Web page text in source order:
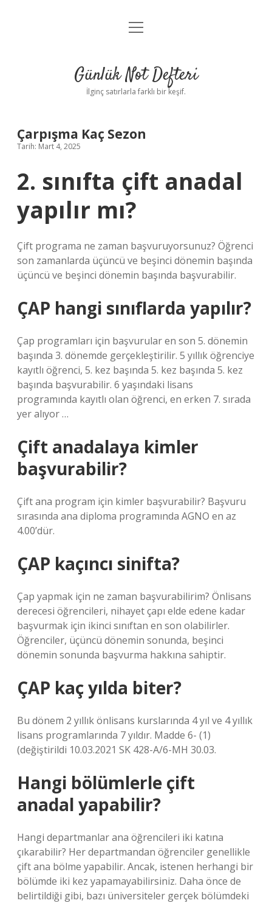
Anasayfa
Yasal Uyarı
menüyü
Günlük Not Defteri
İlginç satırlarla farklı bir keşif.
Çarpışma Kaç Sezon
Tarih: Mart 4, 2025
2. sınıfta çift anadal
yapılır mı?
Çift programa ne zaman başvuruyorsunuz? Öğrenci
son zamanlarda üçüncü ve beşinci dönemin başında
üçüncü ve beşinci dönemin başında başvurabilir.
ÇAP hangi sınıflarda yapılır?
Çap programları için başvurular en son 5. dönemin
başında 3. dönemde gerçekleştirilir. 5 yıllık öğrenciye
kayıtlı öğrenci, 5. kez başında 5. kez başında 5. kez
başında başvurabilir. 6 yaşındaki lisans
programında kayıtlı olan öğrenci, en erken 7. sırada
yer alıyor …
Çift anadalaya kimler
başvurabilir?
Çift ana program için kimler başvurabilir? Başvuru
sırasında ana diploma programında AGNO en az
4.00’dür.
ÇAP kaçıncı sinifta?
Çap yapmak için ne zaman başvurabilirim? Önlisans
derecesi öğrencileri, nihayet çapı elde edene kadar
başvurmak için ikinci sınıftan en son olabilirler.
Öğrenciler, üçüncü dönemin sonunda, beşinci
dönemin sonunda başvurma hakkına sahiptir.
ÇAP kaç yılda biter?
Bu dönem 2 yıllık önlisans kurslarında 4 yıl ve 4 yıllık
lisans programlarında 7 yıldır. Madde 6- (1)
(değiştirildi 10.03.2021 SK 428-A/6-MH 30.03.
Hangi bölümlerle çift
anadal yapabilir?
Hangi departmanlar ana öğrencileri iki katına
çıkarabilir? Her departmandan öğrenciler genellikle
çift ana bölme yapabilir. Ancak, istenen herhangi bir
bölümde iki kez yapamayabilirsiniz. Daha önce de
belirtildiği gibi, bazı üniversiteler gerçek bölümdeki